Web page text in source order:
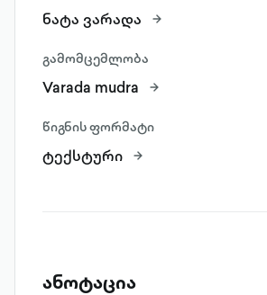
ნატა ვარადა
გამომცემლობა
Varada mudra
წიგნის ფორმატი
ტექსტური
ანოტაცია